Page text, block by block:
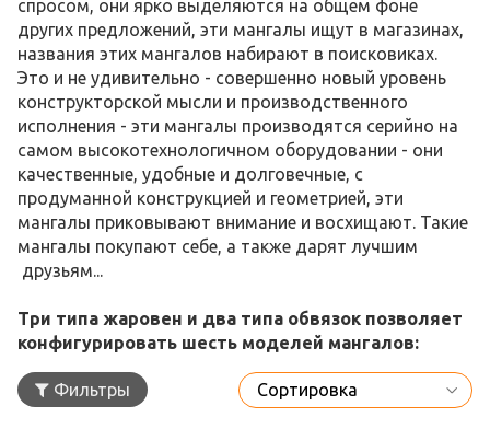
спросом, они ярко выделяются на общем фоне
других предложений, эти мангалы ищут в магазинах,
названия этих мангалов набирают в поисковиках.
Это и не удивительно - совершенно новый уровень
конструкторской мысли и производственного
исполнения - эти мангалы производятся серийно на
самом высокотехнологичном оборудовании - они
качественные, удобные и долговечные, с
продуманной конструкцией и геометрией, эти
мангалы приковывают внимание и восхищают. Такие
мангалы покупают себе, а также дарят лучшим
друзьям...
Три типа жаровен и два типа обвязок позволяет
конфигурировать шесть моделей мангалов:
Фильтры